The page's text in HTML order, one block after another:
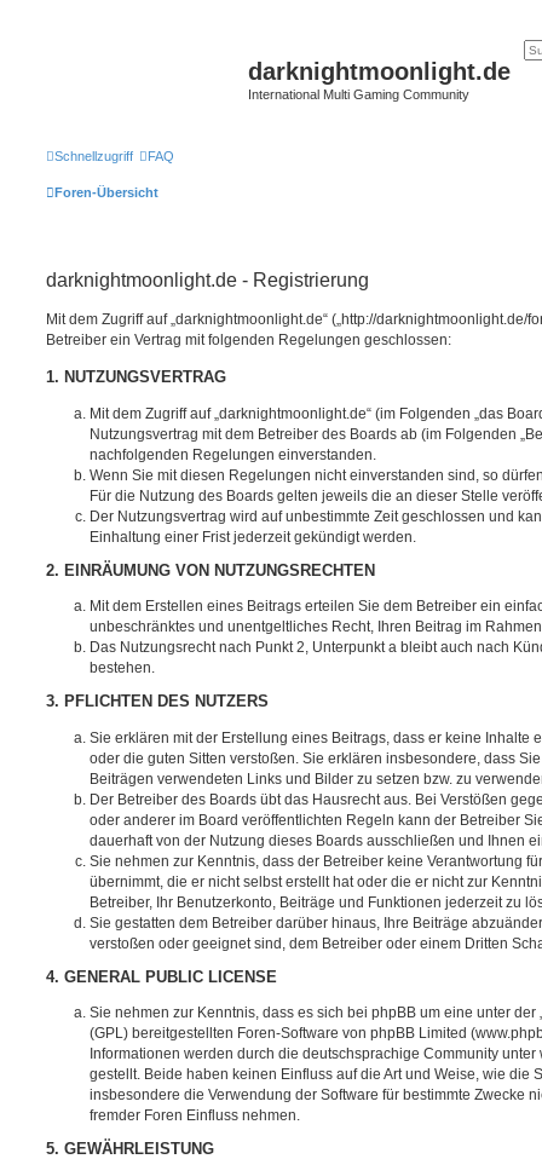
darknightmoonlight.de
International Multi Gaming Community
Schnellzugriff FAQ
Foren-Übersicht
darknightmoonlight.de - Registrierung
Mit dem Zugriff auf „darknightmoonlight.de“ („http://darknightmoonlight.de/
Betreiber ein Vertrag mit folgenden Regelungen geschlossen:
1. NUTZUNGSVERTRAG
Mit dem Zugriff auf „darknightmoonlight.de“ (im Folgenden „das
Nutzungsvertrag mit dem Betreiber des Boards ab (im Folgenden
nachfolgenden Regelungen einverstanden.
Wenn Sie mit diesen Regelungen nicht einverstanden sind, so
Für die Nutzung des Boards gelten jeweils die an dieser Stelle
Der Nutzungsvertrag wird auf unbestimmte Zeit geschlossen und
Einhaltung einer Frist jederzeit gekündigt werden.
2. EINRÄUMUNG VON NUTZUNGSRECHTEN
Mit dem Erstellen eines Beitrags erteilen Sie dem Betreiber ein
unbeschränktes und unentgeltliches Recht, Ihren Beitrag im
Das Nutzungsrecht nach Punkt 2, Unterpunkt a bleibt auch nach
bestehen.
3. PFLICHTEN DES NUTZERS
Sie erklären mit der Erstellung eines Beitrags, dass er keine Inhalte
oder die guten Sitten verstoßen. Sie erklären insbesondere, dass
Beiträgen verwendeten Links und Bilder zu setzen bzw. zu
Der Betreiber des Boards übt das Hausrecht aus. Bei Verstößen
oder anderer im Board veröffentlichten Regeln kann der Betreiber
dauerhaft von der Nutzung dieses Boards ausschließen und Ihnen
Sie nehmen zur Kenntnis, dass der Betreiber keine Verantwortung
übernimmt, die er nicht selbst erstellt hat oder die er nicht zur
Betreiber, Ihr Benutzerkonto, Beiträge und Funktionen jederzeit zu
Sie gestatten dem Betreiber darüber hinaus, Ihre Beiträge
verstoßen oder geeignet sind, dem Betreiber oder einem Dritten
4. GENERAL PUBLIC LICENSE
Sie nehmen zur Kenntnis, dass es sich bei phpBB um eine unter der
(GPL) bereitgestellten Foren-Software von phpBB Limited
Informationen werden durch die deutschsprachige Community
gestellt. Beide haben keinen Einfluss auf die Art und Weise, wie die
insbesondere die Verwendung der Software für bestimmte Zwecke
fremder Foren Einfluss nehmen.
5. GEWÄHRLEISTUNG